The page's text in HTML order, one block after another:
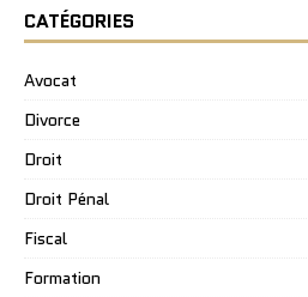
CATÉGORIES
Avocat
Divorce
Droit
Droit Pénal
Fiscal
Formation